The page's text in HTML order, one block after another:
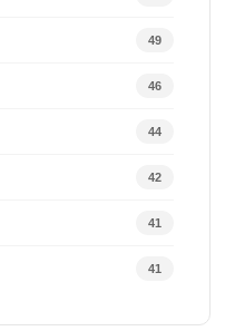
49
46
44
42
41
41